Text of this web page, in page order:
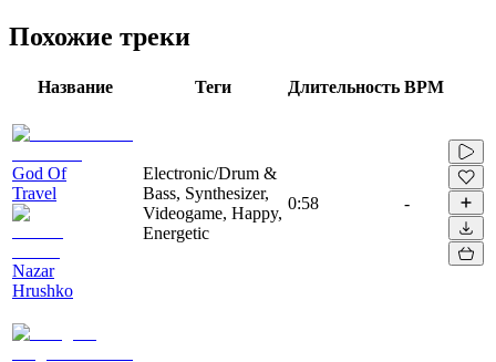
Похожие треки
Название Теги Длительность BPM
God Of
Travel
Nazar
Hrushko
Electronic/Drum &
Bass, Synthesizer,
Videogame, Happy,
Energetic
0:58 -